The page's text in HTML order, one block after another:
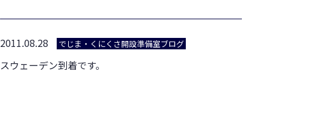
2011.08.28 でじま・くにくさ開設準備室ブログ
スウェーデン到着です。